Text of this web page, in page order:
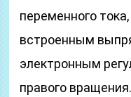
переменного
встроенным
электронным
правого вращения.